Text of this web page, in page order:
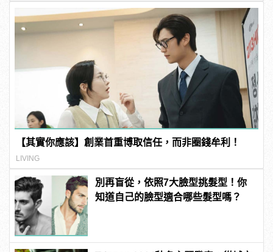
【其實你應該】創業首重博取信任，而非圈錢牟利！
LIVING
別再盲從，依照7大臉型挑髮型！你
知道自己的臉型適合哪些髮型嗎？